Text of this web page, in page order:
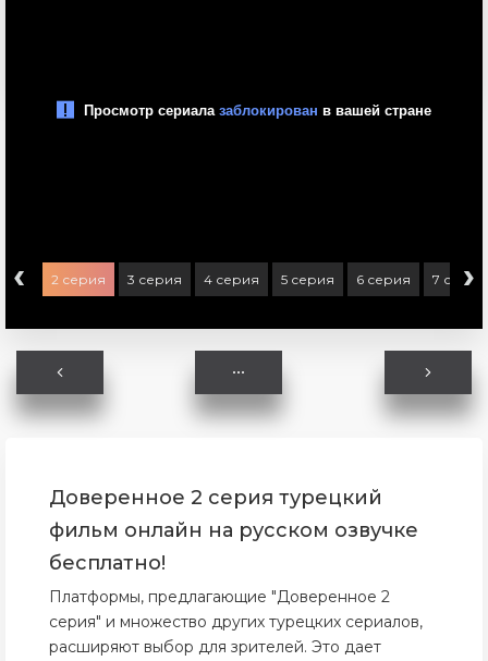
‹ 2 серия 3 серия 4 серия 5 серия 6 серия 7 серия
›
Доверенное 2 серия турецкий
фильм онлайн на русском озвучке
бесплатно!
Платформы, предлагающие "Доверенное 2
серия" и множество других турецких сериалов,
расширяют выбор для зрителей. Это дает